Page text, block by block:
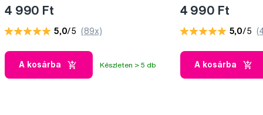
4 990 Ft
5,0/5 (89x)
A kosárba Készleten > 5 db
4 990 Ft
5,0/5
A kosárba